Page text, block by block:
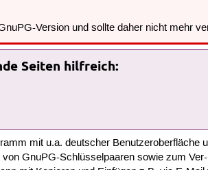
Version und sollte daher nicht mehr
Seiten hilfreich:
mit u.a. deutscher Benutzeroberfläche
GnuPG-Schlüsselpaaren sowie zum